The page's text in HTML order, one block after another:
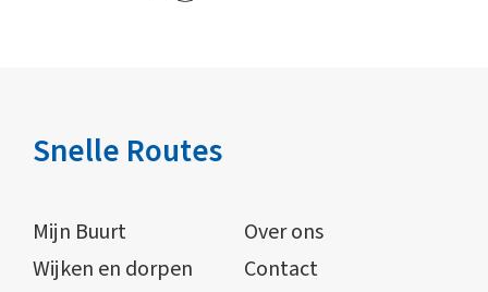
Snelle Routes
Mijn Buurt
Over ons
Wijken en dorpen
Contact